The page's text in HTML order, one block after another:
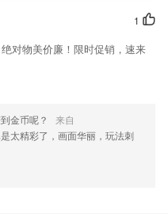
1
对物美价廉！限时促销，速来
金币呢？
来自
太精彩了，画面华丽，玩法刺